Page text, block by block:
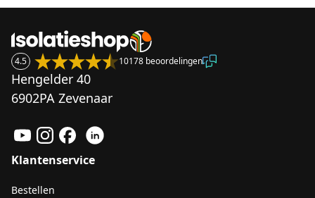
4.5 10178 beoordelingen
Hengelder 40
6902PA Zevenaar
Klantenservice
Bestellen